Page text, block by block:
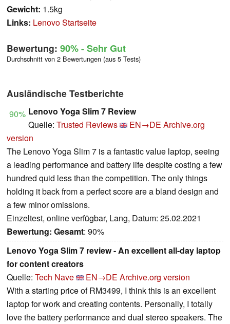
Gewicht: 1.5kg
Links: Lenovo Startseite
Bewertung: 90%- Sehr Gut
Durchschnitt von 2 Bewertungen (aus 5 Tests)
Ausländische Testberichte
90% Lenovo Yoga Slim 7 Review
Quelle: Trusted Reviews EN→DE Archive.org
version
The Lenovo Yoga Slim 7 is a fantastic value laptop, seeing
a leading performance and battery life despite costing a few
hundred quid less than the competition. The only things
holding it back from a perfect score are a bland design and
a few minor omissions.
Einzeltest, online verfügbar, Lang, Datum: 25.02.2021
Bewertung: Gesamt: 90%
Lenovo Yoga Slim 7 review - An excellent all-day laptop
for content creators
Quelle: Tech Nave EN→DE Archive.org version
With a starting price of RM3499, I think this is an excellent
laptop for work and creating contents. Personally, I totally
love the battery performance and dual stereo speakers. The